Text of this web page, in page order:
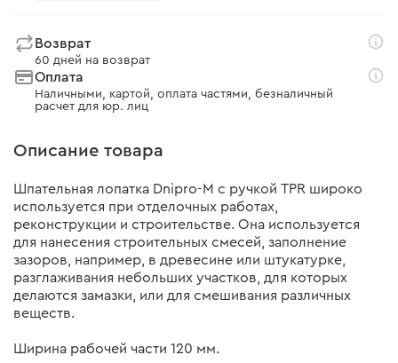
Возврат
60 дней на возврат
Оплата
Наличными, картой, оплата частями, безналичный
расчет для юр. лиц
Описание товара
Шпательная лопатка Dnipro-M с ручкой TPR широко
используется при отделочных работах,
реконструкции и строительстве. Она используется
для нанесения строительных смесей, заполнение
зазоров, например, в древесине или штукатурке,
разглаживания небольших участков, для которых
делаются замазки, или для смешивания различных
веществ.
Ширина рабочей части 120 мм.